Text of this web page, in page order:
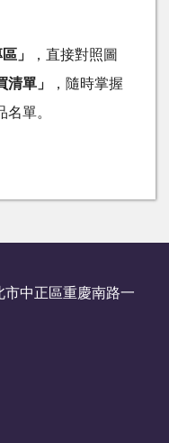
」
，直接對照圖
清單」
，隨時掌握
單。
中正區重慶南路一